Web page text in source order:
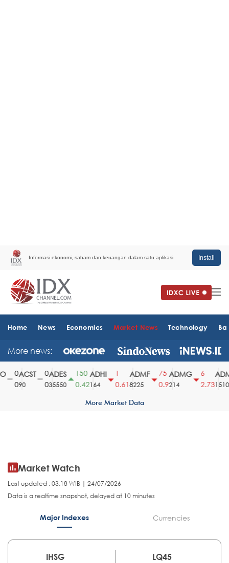
Informasi ekonomi, saham dan keuangan dalam satu aplikasi. Install
Home News Economics Market News Technology
More news:
ACST
90
ADES
35550
150
0.42
ADHI
164
0.61
ADMF
8225
75
0.9
ADMG
214
2.731510
More Market Data
Market Watch
Last updated : 03.18 WIB | 24/07/2026
Data is a realtime snapshot, delayed at 10 minutes
Major Indexes Currencies
IHSG
LQ45